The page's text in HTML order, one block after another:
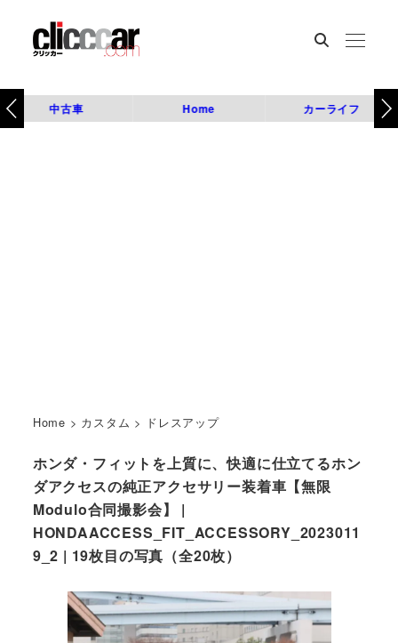
中古車 Home カーライフ
Home > カスタム > ドレスアップ
ホンダ・フィットを上質に、快適に仕立てるホン
ダアクセスの純正アクセサリー装着車【無限
Modulo合同撮影会】 |
HONDAACCESS_FIT_ACCESSORY_2023011
9_2 | 19枚目の写真（全20枚）